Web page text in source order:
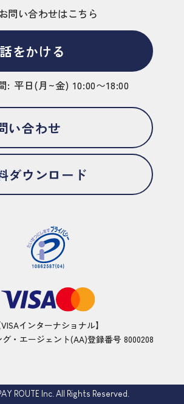
問い合わせはこちら
をかける
: 平日(月~金) 10:00〜18:00
い合わせ
ダウンロード
VISAインターナショナル】
・エージェント(AA)登録番号 8000208
ROUTE Inc. All Rights Reserved.